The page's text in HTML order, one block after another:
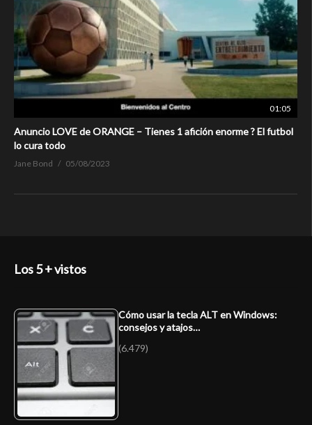
01:05
Anuncio LOVE de ORANGE – Tienes 1 afición enorme ? El futbol
lo cura todo
Jane Bond 05/08/2023
Los 5 + vistos
Cómo usar la tecla ALT en Windows:
consejos y atajos…
(6.479)